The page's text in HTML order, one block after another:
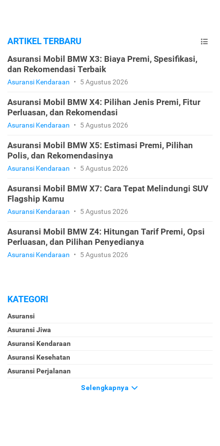
ARTIKEL TERBARU
Asuransi Mobil BMW X3: Biaya Premi, Spesifikasi,
dan Rekomendasi Terbaik
Asuransi Kendaraan • 5 Agustus 2026
Asuransi Mobil BMW X4: Pilihan Jenis Premi, Fitur
Perluasan, dan Rekomendasi
Asuransi Kendaraan • 5 Agustus 2026
Asuransi Mobil BMW X5: Estimasi Premi, Pilihan
Polis, dan Rekomendasinya
Asuransi Kendaraan • 5 Agustus 2026
Asuransi Mobil BMW X7: Cara Tepat Melindungi SUV
Flagship Kamu
Asuransi Kendaraan • 5 Agustus 2026
Asuransi Mobil BMW Z4: Hitungan Tarif Premi, Opsi
Perluasan, dan Pilihan Penyedianya
Asuransi Kendaraan • 5 Agustus 2026
KATEGORI
Asuransi
Asuransi Jiwa
Asuransi Kendaraan
Asuransi Kesehatan
Asuransi Perjalanan
Selengkapnya